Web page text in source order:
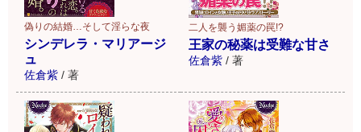
偽りの結婚…そして淫らな夜
シンデレラ・マリアージ
ュ
佐倉紫 / 著
二人を襲う媚薬の罠!?
王家の秘薬は受難な甘さ
佐倉紫 / 著